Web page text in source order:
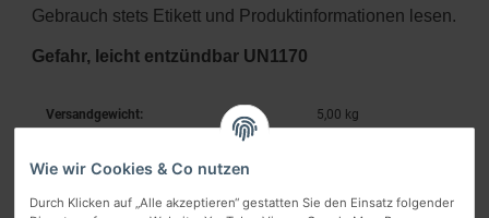
Gebrauch stets Etikett und Produktinformationen lesen.
Gefahr, leicht entzündbar UN1170
Versandgewicht: 5,00 kg
Wie wir Cookies & Co nutzen
Durch Klicken auf „Alle akzeptieren“ gestatten Sie den Einsatz folgender